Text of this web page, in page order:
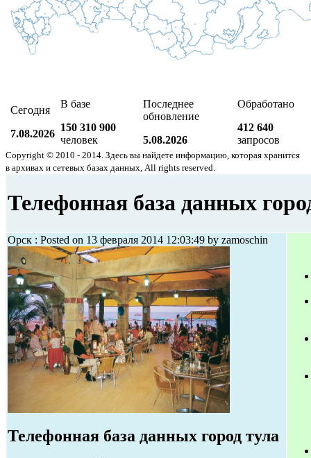
Сегодня
7.08.2026
В базе
150 310 900
человек
Последнее
обновление
5.08.2026
Обработано
412 640
запросов
Copyright © 2010 - 2014. Здесь вы найдете информацию, которая хранится
в архивах и сетевых базах данных, All rights reserved.
Телефонная база данных
Орск : Posted on 13 февраля 2014 12:03:49 by zamoschin
Телефонная база данных город тула